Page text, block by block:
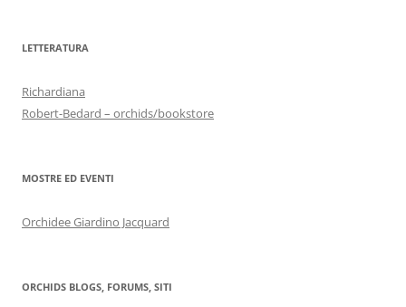
LETTERATURA
Richardiana
Robert-Bedard – orchids/bookstore
MOSTRE ED EVENTI
Orchidee Giardino Jacquard
ORCHIDS BLOGS, FORUMS, SITI